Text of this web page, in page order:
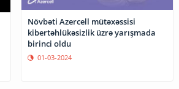
Növbəti Azercell mütəxəssisi
kibertəhlükəsizlik üzrə yarışmada
birinci oldu
01-03-2024